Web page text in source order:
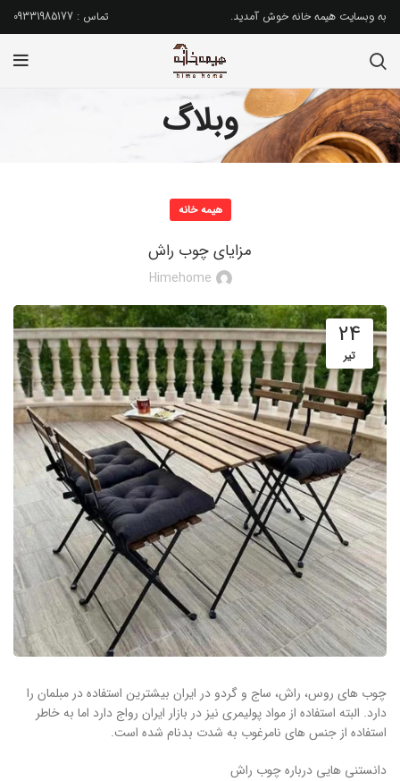
به وبسایت هیمه خانه خوش آمدید. تماس : 09331985177
وبلاگ
هیمه خانه
مزایای چوب راش
Himehome
24
تیر
چوب های روس، راش، ساج و گردو در ایران بیشترین استفاده در مبلمان را
دارد. البته استفاده از مواد پولیمری نیز در بازار ایران رواج دارد اما به خاطر
استفاده از جنس های نامرغوب به شدت بدنام شده است.
دانستنی هایی درباره چوب راش